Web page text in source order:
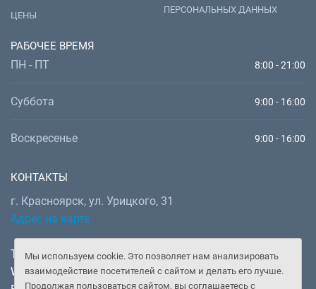
Мы используем cookie. Это позволяет нам анализировать
взаимодействие посетителей с сайтом и делать его лучше.
Продолжая пользоваться сайтом, вы соглашаетесь с
ЦЕНЫ
ПЕРСОНАЛЬНЫХ ДАННЫХ
РАБОЧЕЕ ВРЕМЯ
ПН - ПТ 8:00 - 21:00
Суббота 9:00 - 16:00
Воскресенье 9:00 - 16:00
КОНТАКТЫ
г. Красноярск, ул. Урицкого, 31
Адрес на карте
Телефон: +7 (391) 277-92-52
WhatsApp, Telegram:+7 (902) 982-02-14